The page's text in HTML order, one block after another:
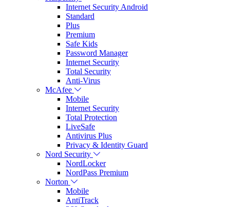
Internet Security Android
Standard
Plus
Premium
Safe Kids
Password Manager
Internet Security
Total Security
Anti-Virus
McAfee
Mobile
Internet Security
Total Protection
LiveSafe
Antivirus Plus
Privacy & Identity Guard
Nord Security
NordLocker
NordPass Premium
Norton
Mobile
AntiTrack